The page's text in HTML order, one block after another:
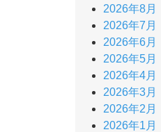
2026年8月
2026年7月
2026年6月
2026年5月
2026年4月
2026年3月
2026年2月
2026年1月